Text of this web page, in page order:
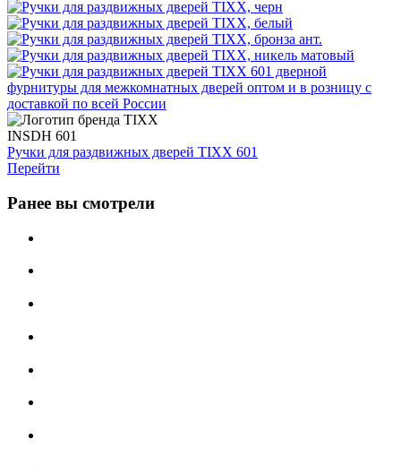
INSDH 601
Ручки для раздвижных дверей TIXX 601
Перейти
Ранее вы смотрели